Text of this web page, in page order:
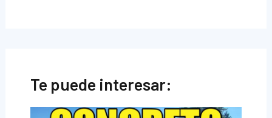
Te puede interesar: